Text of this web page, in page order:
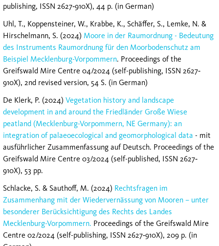
publishing, ISSN 2627‐910X), 44 p. (in German)
Uhl, T., Koppensteiner, W., Krabbe, K., Schäffer, S., Lemke, N. &
Hirschelmann, S. (2024) Moore in der Raumordnung - Bedeutung
des Instruments Raumordnung für den Moorbodenschutz am
Beispiel Mecklenburg-Vorpommern. Proceedings of the
Greifswald Mire Centre 04/2024 (self-publishing, ISSN 2627‐
910X), 2nd revised version, 54 S. (in German)
De Klerk, P. (2024) Vegetation history and landscape
development in and around the Friedländer Große Wiese
peatland (Mecklenburg-Vorpommern, NE Germany): an
integration of palaeoecological and geomorphological data - mit
ausführlicher Zusammenfassung auf Deutsch. Proceedings of the
Greifs­wald Mire Centre 03/2024 (self-published, ISSN 2627‐
910X), 53 pp.
Schlacke, S. & Sauthoff, M. (2024) Rechtsfragen im
Zusammenhang mit der Wiedervernässung von Mooren – unter
besonderer Berücksichtigung des Rechts des Landes
Mecklenburg-Vorpommern. Proceedings of the Greifswald Mire
Centre 02/2024 (self-publishing, ISSN 2627‐910X), 209 p. (in